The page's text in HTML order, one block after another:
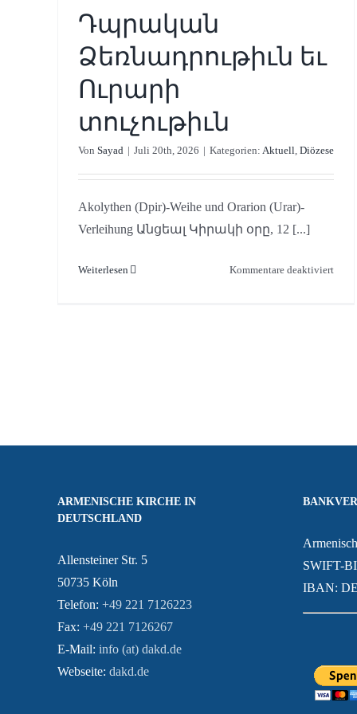
Դպրական
Ձեռնադրութիւն եւ
Ուրարի
տուչութիւն
Von Sayad | Juli 20th, 2026 | Kategorien: Aktuell Diözese
Akolythen (Dpir)-Weihe und Orarion (Urar)-
Verleihung Անցեալ Կիրակի օրը, 12 [...]
Weiterlesen Kommentare deaktiviertfür
ARMENISCHE KIRCHE IN
DEUTSCHLAND
Allensteiner Str. 5
50735 Köln
Telefon: +49 221 7126223
Fax: +49 221 7126267
E-Mail: info (at) dakd.de
Webseite: dakd.de
SWIFT-
IBAN: